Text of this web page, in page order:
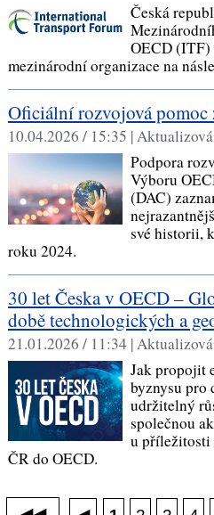
Česká
OECD (ITF)
mezinárodní organizace na
Oficiální rozvojová pomoc
10.04.2026 / 15:35 |
Podpora
Výboru
(DAC)
své historii,
roku 2024.
30 let Česka v OECD –
době technologických a
21.01.2026 / 11:34 |
Jak propojit
byznysu pro
udržitelný
společnou
u příležitosti
ČR do OECD.